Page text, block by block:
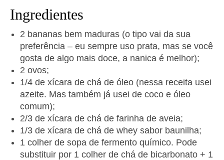
Ingredientes
2 bananas bem maduras (o tipo vai da sua
preferência – eu sempre uso prata, mas se você
gosta de algo mais doce, a nanica é melhor);
2 ovos;
1/4 de xícara de chá de óleo (nessa receita usei
azeite. Mas também já usei de coco e óleo
comum);
2/3 de xícara de chá de farinha de aveia;
1/3 de xícara de chá de whey sabor baunilha;
1 colher de sopa de fermento químico. Pode
substituir por 1 colher de chá de bicarbonato + 1